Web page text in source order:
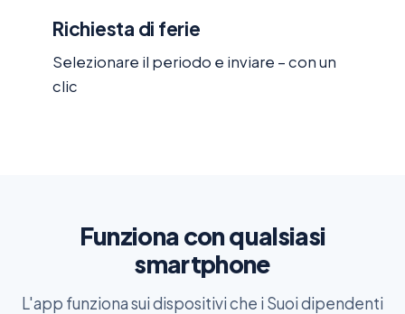
Richiesta di ferie
Selezionare il periodo e inviare – con un
clic
Funziona con qualsiasi
smartphone
L'app funziona sui dispositivi che i Suoi dipendenti